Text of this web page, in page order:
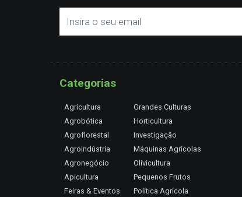
Categorias
Agricultura
Agrobótica
Agroflorestal
Agroindústria
Agronegócio
Apicultura
Feiras & Eventos
Grandes Culturas
Horticultura
Investigação
Máquinas Agrícolas
Olivicultura
Pequenos Frutos
Política Agrícola